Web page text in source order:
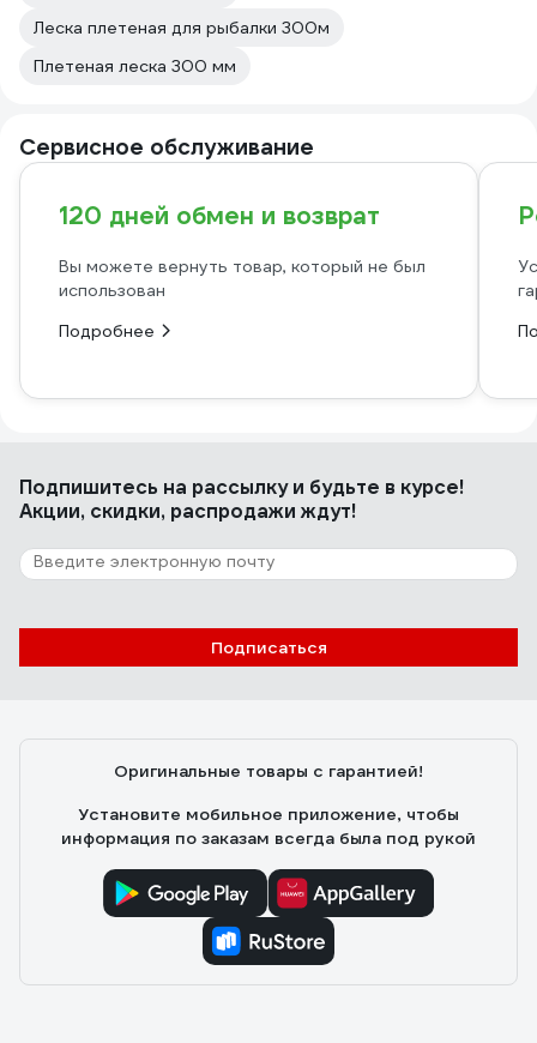
Леска плетеная для рыбалки 300м
Плетеная леска 300 мм
Сервисное обслуживание
120 дней обмен и возврат
Вы можете вернуть товар, который не был
использован
Подробнее
Подпишитесь на рассылкуи будьте в курсе!
Акции, скидки, распродажи ждут!
Подписаться
Оригинальные товары с гарантией!
Установите мобильное приложение, чтобы
информация по заказам всегда была под рукой